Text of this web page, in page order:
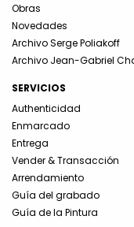
Obras
Novedades
Archivo Serge Poliakoff
Archivo Jean-Gabriel
SERVICIOS
Authenticidad
Enmarcado
Entrega
Vender & Transacción
Arrendamiento
Guía del grabado
Guía de la Pintura